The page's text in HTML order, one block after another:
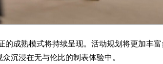
成熟模式将持续呈现。活动规划将更加丰富
沉浸在无与伦比的制表体验中。